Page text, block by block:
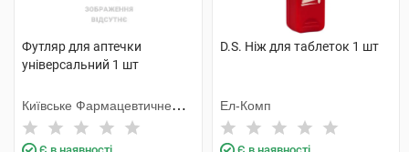
Футляр для аптечки
універсальний 1 шт
Київське Фармацевтичне
Товариство ТОВ (Україна)
D.S. Ніж для таблеток 1 шт
Ел-Комп